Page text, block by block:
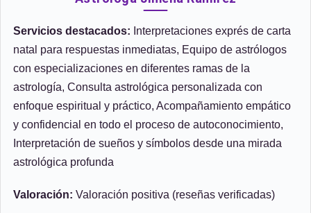
Servicios destacados: Interpretaciones exprés de carta
natal para respuestas inmediatas, Equipo de astrólogos
con especializaciones en diferentes ramas de la
astrología, Consulta astrológica personalizada con
enfoque espiritual y práctico, Acompañamiento empático
y confidencial en todo el proceso de autoconocimiento,
Interpretación de sueños y símbolos desde una mirada
astrológica profunda
Valoración: Valoración positiva (reseñas verificadas)